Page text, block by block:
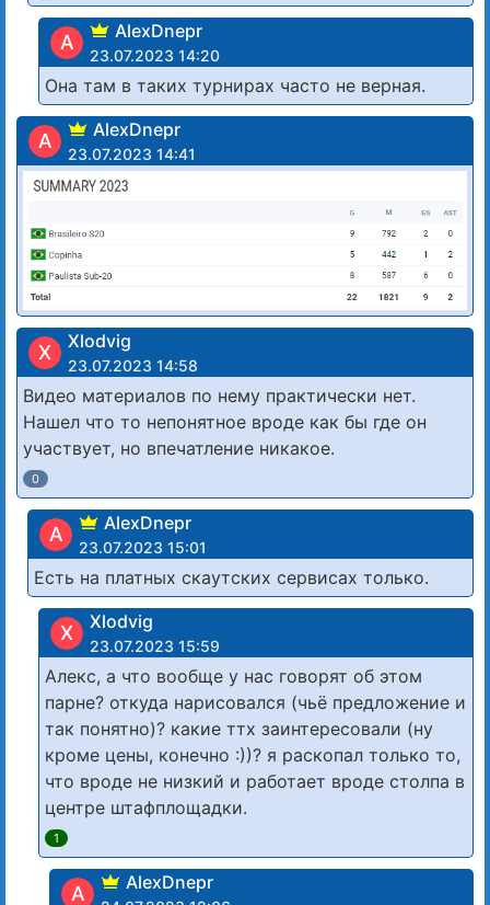
A AlexDnepr
23.07.2023 14:20
Она там в таких турнирах часто не верная.
A AlexDnepr
23.07.2023 14:41
X Xlodvig
23.07.2023 14:58
Видео материалов по нему практически нет.
Нашел что то непонятное вроде как бы где он
участвует, но впечатление никакое.
0
A AlexDnepr
23.07.2023 15:01
Есть на платных скаутских сервисах только.
X Xlodvig
23.07.2023 15:59
Алекс, а что вообще у нас говорят об этом
парне? откуда нарисовался (чьё предложение и
так понятно)? какие ттх заинтересовали (ну
кроме цены, конечно :))? я раскопал только то,
что вроде не низкий и работает вроде столпа в
центре штафплощадки.
1
A AlexDnepr